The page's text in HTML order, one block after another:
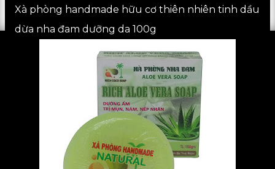
Xà phòng handmade hữu cơ thiên nhiên tinh dầu
dừa nha đam dưỡng da 100g